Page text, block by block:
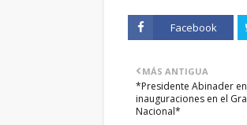
Facebook
MÁS ANTIGUA
*Presidente Abinader
inauguraciones en el
Nacional*